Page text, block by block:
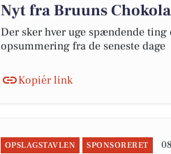
Nyt fra Bruuns
Der sker hver uge spændende
opsummering fra de seneste dage
Kopiér link
OPSLAGSTAVLEN SPONSORERET